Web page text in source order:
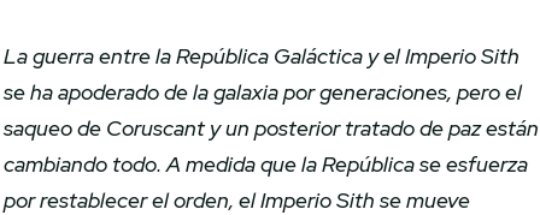
La guerra entre la República Galáctica y el Imperio Sith
se ha apoderado de la galaxia por generaciones, pero el
saqueo de Coruscant y un posterior tratado de paz están
cambiando todo. A medida que la República se esfuerza
por restablecer el orden, el Imperio Sith se mueve